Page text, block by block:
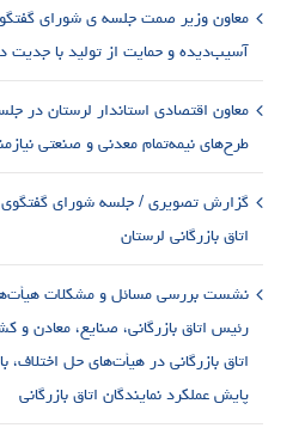
معاون وزیر صمت جلسه ی شورای
آسیب‌دیده و حمایت از تولید با جدیت
معاون اقتصادی استاندار لرستان در
طرح‌های نیمه‌تمام معدنی و صنعتی
گزارش تصویری / جلسه شورای
اتاق بازرگانی لرستان
نشست بررسی مسائل و مشکلات
رئیس اتاق بازرگانی، صنایع، معادن و
اتاق بازرگانی در هیأت‌های حل اختلاف،
پایش عملکرد نمایندگان اتاق بازرگانی